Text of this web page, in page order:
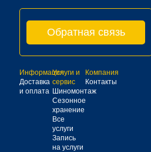
Обратная связь
Информация
Доставка
и оплата
Услуги и
сервис
Шиномонтаж
Сезонное
хранение
Все
услуги
Запись
на услуги
Компания
Контакты